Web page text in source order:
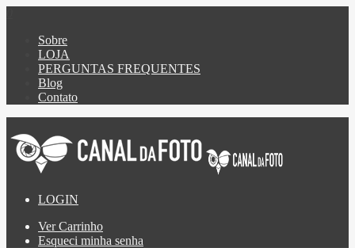
Sobre
LOJA
PERGUNTAS FREQUENTES
Blog
Contato
LOGIN
Ver Carrinho
Esqueci minha senha